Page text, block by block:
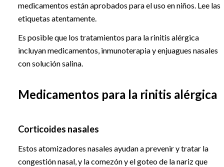
medicamentos están aprobados para el uso en niños. Lee las
etiquetas atentamente.
Es posible que los tratamientos para la rinitis alérgica
incluyan medicamentos, inmunoterapia y enjuagues nasales
con solución salina.
Medicamentos para la rinitis alérgica
Corticoides nasales
Estos atomizadores nasales ayudan a prevenir y tratar la
congestión nasal, y la comezón y el goteo de la nariz que